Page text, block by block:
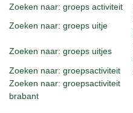
Zoeken naar: groeps activiteit
Zoeken naar: groeps uitje
Zoeken naar: groeps uitjes
Zoeken naar: groepsactiviteit
Zoeken naar: groepsactiviteit
brabant